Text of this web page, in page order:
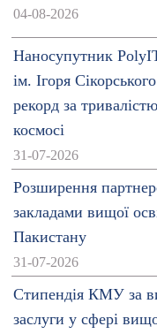
04-08-2026
Наносупутник
ім. Ігоря
рекорд за
космосі
31-07-2026
Розширення
закладами вищої
Пакистану
31-07-2026
Стипендія КМУ за
заслуги у сфері